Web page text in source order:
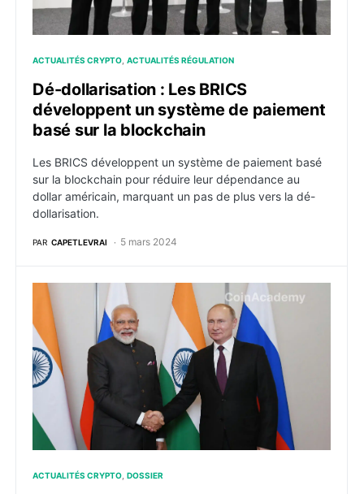
ACTUALITÉS CRYPTO ACTUALITÉS RÉGULATION
Dé-dollarisation : Les BRICS
développent un système de paiement
basé sur la blockchain
Les BRICS développent un système de paiement basé
sur la blockchain pour réduire leur dépendance au
dollar américain, marquant un pas de plus vers la dé-
dollarisation.
PAR CAPETLEVRAI 5 mars 2024
Les BRICS s’étendent et menacent le dollar : ce que
ACTUALITÉS CRYPTO DOSSIER